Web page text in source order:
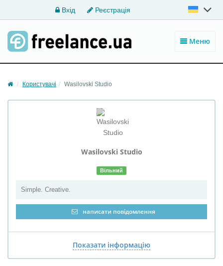
Вхід Реєстрація
Меню
Користувачі Wasilovski Studio
Wasilovski Studio
Вільний
Simple. Creative.
написати повідомлення
Показати інформацію